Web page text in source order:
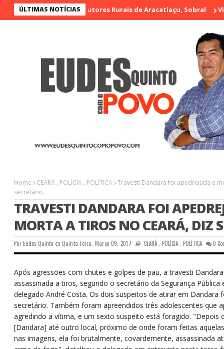
ÚLTIMAS NOTÍCIAS
Artesãos e Produtores Rurais de Aracatiaçu, Sobral
Home CEARÁ , POLÍCIA , POLÍTICA Travesti Dandara foi apedrejada e
secretário
TRAVESTI DANDARA FOI
MORTA A TIROS NO CEARÁ, DIZ
PorEudes Quinto Quinta-Feira, Março 09, 2017 CEARÁ, POLÍCIA, POLÍTICA 0
Após agressões com chutes e golpes de pau, a travesti
assassinada a tiros, segundo o secretário da Segurança Pública
delegado André Costa. Os dois suspeitos de atirar em
secretário. Também foram apreendidos três adolescentes que
agredindo a vítima, e um sexto suspeito está foragido. "Depois
[Dandara] até outro local, próximo de onde foram feitas
nas imagens, ela foi brutalmente, covardemente, assassinada